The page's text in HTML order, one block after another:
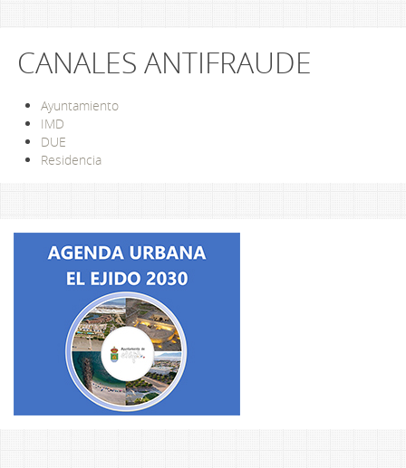
CANALES ANTIFRAUDE
Ayuntamiento
IMD
DUE
Residencia